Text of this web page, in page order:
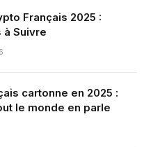
Français 2025 :
à Suivre
cartonne en 2025 :
le monde en parle